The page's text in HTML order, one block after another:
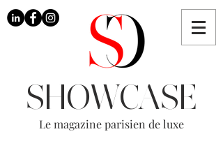
SHOWCASE
Le magazine parisien de luxe